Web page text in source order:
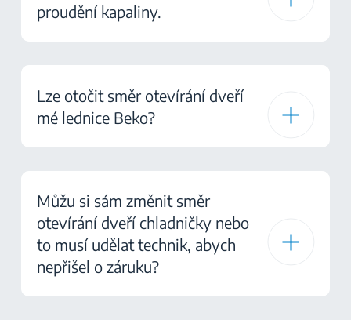
proudění kapaliny.
Lze otočit směr otevírání dveří
mé lednice Beko?
Můžu si sám změnit směr
otevírání dveří chladničky nebo
to musí udělat technik, abych
nepřišel o záruku?